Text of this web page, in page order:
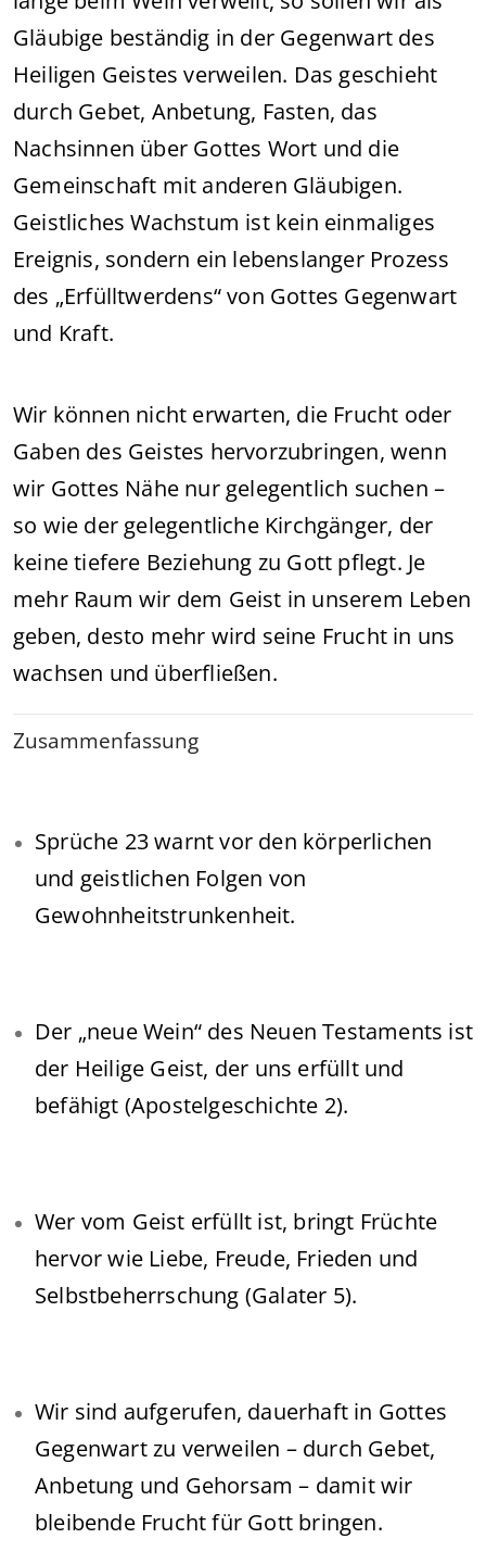
Gläubige beständig in der Gegenwart des
Heiligen Geistes verweilen. Das geschieht
durch Gebet, Anbetung, Fasten, das
Nachsinnen über Gottes Wort und die
Gemeinschaft mit anderen Gläubigen.
Geistliches Wachstum ist kein einmaliges
Ereignis, sondern ein lebenslanger Prozess
des „Erfülltwerdens“ von Gottes Gegenwart
und Kraft.
Wir können nicht erwarten, die Frucht oder
Gaben des Geistes hervorzubringen, wenn
wir Gottes Nähe nur gelegentlich suchen –
so wie der gelegentliche Kirchgänger, der
keine tiefere Beziehung zu Gott pflegt. Je
mehr Raum wir dem Geist in unserem Leben
geben, desto mehr wird seine Frucht in uns
wachsen und überfließen.
Zusammenfassung
Sprüche 23 warnt vor den körperlichen
und geistlichen Folgen von
Gewohnheitstrunkenheit.
Der „neue Wein“ des Neuen Testaments ist
der Heilige Geist, der uns erfüllt und
befähigt (Apostelgeschichte 2).
Wer vom Geist erfüllt ist, bringt Früchte
hervor wie Liebe, Freude, Frieden und
Selbstbeherrschung (Galater 5).
Wir sind aufgerufen, dauerhaft in Gottes
Gegenwart zu verweilen – durch Gebet,
Anbetung und Gehorsam – damit wir
bleibende Frucht für Gott bringen.